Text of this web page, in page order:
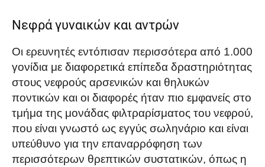
Νεφρά γυναικών και αντρών
Οι ερευνητές εντόπισαν περισσότερα από 1.000
γονίδια με διαφορετικά επίπεδα δραστηριότητας
στους νεφρούς αρσενικών και θηλυκών
ποντικών και οι διαφορές ήταν πιο εμφανείς στο
τμήμα της μονάδας φιλτραρίσματος του νεφρού,
που είναι γνωστό ως εγγύς σωληνάριο και είναι
υπεύθυνο για την επαναρρόφηση των
περισσότερων θρεπτικών συστατικών, όπως η